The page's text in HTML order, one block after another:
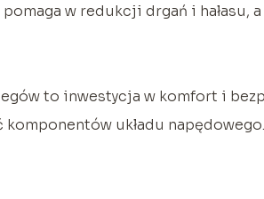
w redukcji drgań i hałasu,
to inwestycja w komfort i
komponentów układu napędowego.